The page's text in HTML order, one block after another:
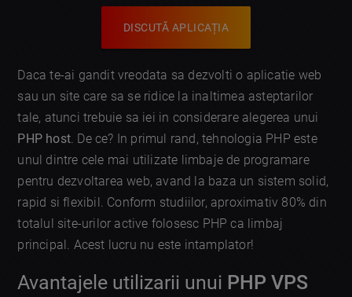
DISCUTĂ APLICAȚIA
Daca te-ai gandit vreodata sa dezvolti o aplicatie web
sau un site care sa se ridice la inaltimea asteptarilor
tale, atunci trebuie sa iei in considerare alegerea unui
PHP host. De ce? In primul rand, tehnologia PHP este
unul dintre cele mai utilizate limbaje de programare
pentru dezvoltarea web, avand la baza un sistem solid,
rapid si flexibil. Conform studiilor, aproximativ 80% din
totalul site-urilor active folosesc PHP ca limbaj
principal. Acest lucru nu este intamplator!
Avantajele utilizarii unui PHP VPS